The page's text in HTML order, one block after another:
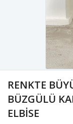
RENKTE
BÜZGÜLÜ
ELBİSE